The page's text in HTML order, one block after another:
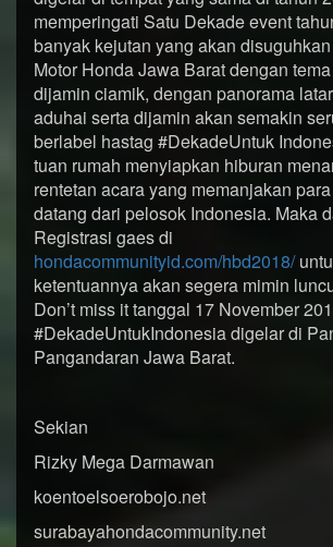
memperingati Satu Dekade event
banyak kejutan yang akan
Motor Honda Jawa Barat dengan
dijamin ciamik, dengan panorama
aduhai serta dijamin akan semakin
berlabel hastag #DekadeUntuk
tuan rumah menyiapkan hiburan
rentetan acara yang memanjakan
datang dari pelosok Indonesia. Maka
Registrasi gaes di
hondacommunityid.com/hbd2018/
ketentuannya akan segera mimin
Don’t miss it tanggal 17 November
#DekadeUntukIndonesia digelar di
Pangandaran Jawa Barat.
Sekian
Rizky Mega Darmawan
koentoelsoerobojo.net
surabayahondacommunity.net